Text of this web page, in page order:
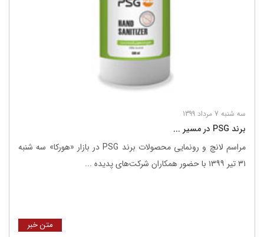
سه شنبه 7 مرداد 1399
برند PSG در مسیر ...
مراسم لانچ و رونمایی محصولات برند PSG در بازار «هورکا» سه شنبه
۳۱ تیر ۱۳۹۹ با حضور همکاران شرکت‌های پدیده ...
متن خبر